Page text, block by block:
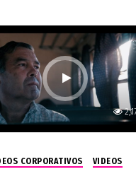
CORPORATIVOS
VIDEOS